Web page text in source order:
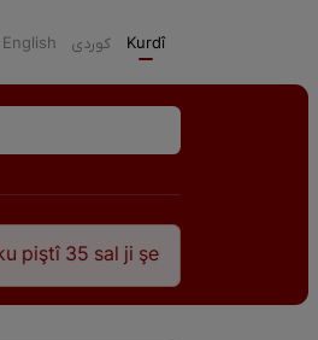
English كوردی Kurdî
wî hê jî rêbaza wî her